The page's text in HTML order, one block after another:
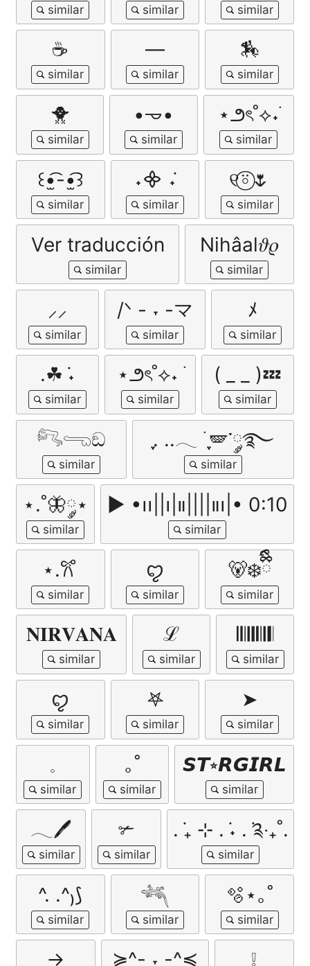
☕ — 🏇
🐥 •𐃷• ⋆౨ৎ˚⟡˖࣪
꒰•̫͡-•̫͡꒱ ˖᯽ ݁˖ ୧⍤⃝🌷
Ver traducción Nihâal𝜗𝜚
⸝⸝ /ᐠ - ˕ -マ ﾒ
.☘︎ ݁˖ ⋆౨ৎ˚⟡˖ ࣪ ( _ _ )💤
𓀐𓂸ඞ ִֶָ. ..𓂃 ࣪ ִֶָ🪽་༘࿐
⋆.˚🦋༘⋆ ▶︎ •၊၊||၊|။||||။‌‌‌‌‌၊|• 0:10
⋆.𐙚 ̊ ꨄ︎ 🐻‍❄️ྀིྀི
𝐍𝐈𝐑𝐕𝐀𝐍𝐀 ℒ 𝄃𝄃𝄂𝄂𝄀𝄁𝄃𝄂𝄂𝄃
ꨄ 𖤐 ➤
𓈒 ｡˚ 𝙎𝙏⭒𝙍𝙂𝙄𝙍𝙇
𓂃🖊 ✃ . ݁₊ ⊹ . ݁˖ . ݁༉‧₊˚.
^. .^₎⟆ 𓆈 🫧⋆｡˚
→ ≽^- ˕ -^≼ ❕